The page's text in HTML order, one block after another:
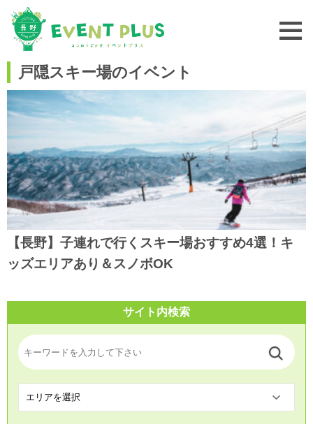
戸隠スキー場のイベント
【長野】子連れで行くスキー場おすすめ4選！キ
ッズエリアあり＆スノボOK
サイト内検索